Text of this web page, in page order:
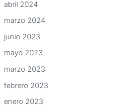
abril 2024
marzo 2024
junio 2023
mayo 2023
marzo 2023
febrero 2023
enero 2023